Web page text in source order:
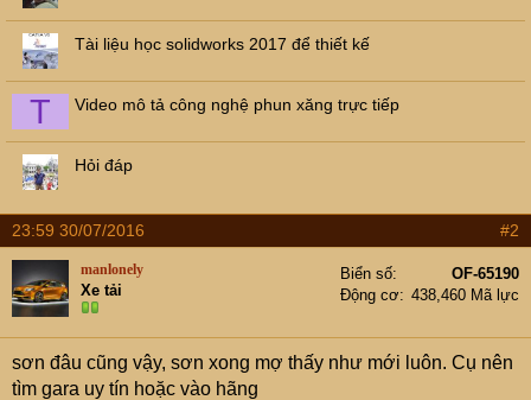
Tài liệu học solidworks 2017 để thiết kế
T Video mô tả công nghệ phun xăng trực tiếp
Hỏi đáp
23:59 30/07/2016 #2
manlonely
Xe tải
Biển số
OF-65190
Động cơ
438,460 Mã lực
sơn đâu cũng vậy, sơn xong mợ thấy như mới luôn. Cụ nên
tìm gara uy tín hoặc vào hãng